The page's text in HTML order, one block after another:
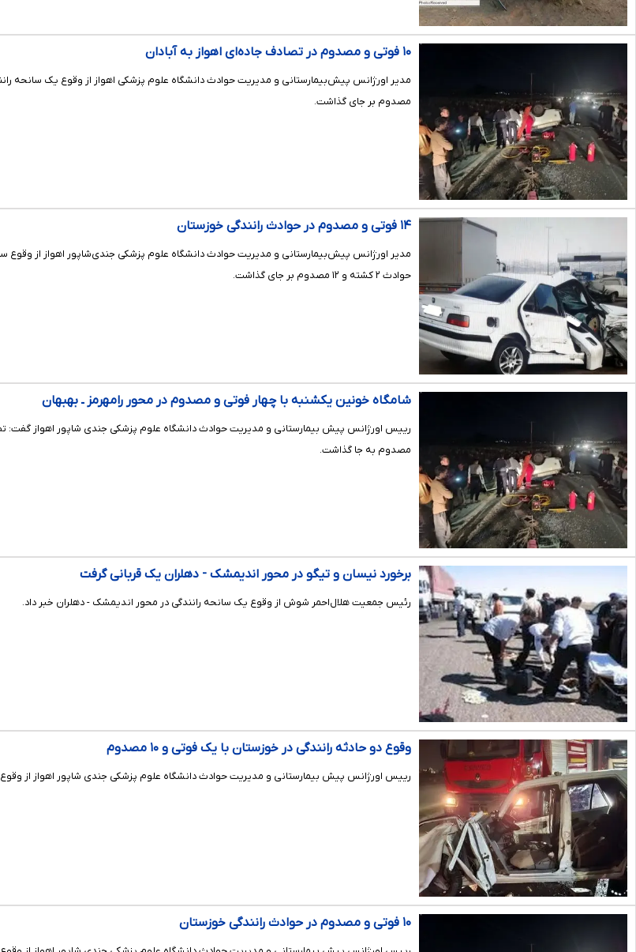
۱۰ فوتی و مصدوم در تصادف جاده‌ای اهواز به آبادان
مصدوم بر جای گذاشت.
۱۴ فوتی و مصدوم در حوادث رانندگی خوزستان
حوادث ۲ کشته و ۱۲ مصدوم بر جای گذاشت.
شامگاه خونین یکشنبه با چهار فوتی و مصدوم در محور رامهرمز ـ بهبهان
مصدوم به جا گذاشت.
برخورد نیسان و تیگو در محور اندیمشک - دهلران یک قربانی گرفت
رئیس جمعیت هلال‌احمر شوش از وقوع یک سانحه رانندگی در محور اندیمشک - دهلران خبر داد.
وقوع دو حادثه رانندگی در خوزستان با یک فوتی و ۱۰ مصدوم
رییس اورژانس پیش بیمارستانی و مدیریت حوادث دانشگاه علوم پزشکی جندی شاپور اهواز از وقوع ۲ فقره تصادف در جاده‌های خوزستان طی ۲۴ ساعت گذشته با یک کشته و ۱۰ نفر مصدوم خبر داد.
۱۰ فوتی و مصدوم در حوادث رانندگی خوزستان